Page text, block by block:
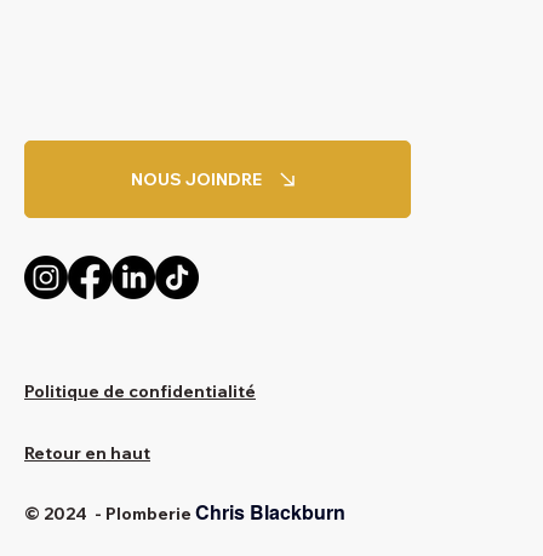
NOUS JOINDRE
Politique de confidentialité
Retour en haut
© 2024 - Plomberie Chris Blackburn